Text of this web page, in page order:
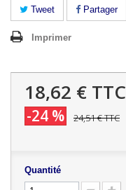
Tweet Partager
Imprimer
18,62 € TTC
-24 % 24,51 €TTC
Quantité